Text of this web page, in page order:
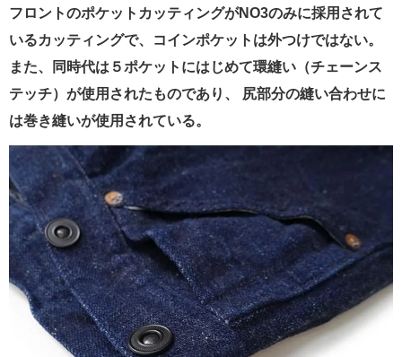
フロントのポケットカッティングがNO3のみに採用されて
いるカッティングで、コインポケットは外つけではない。
また、同時代は５ポケットにはじめて環縫い（チェーンス
テッチ）が使用されたものであり、 尻部分の縫い合わせに
は巻き縫いが使用されている。